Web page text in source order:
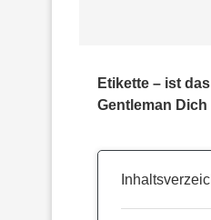
Etikette – ist
Gentleman